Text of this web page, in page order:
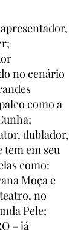
no cenário
como a
dublador,
tem em seu
como:
Moça e
no
Pele;
– já